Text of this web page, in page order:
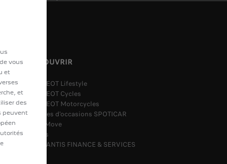
DÉCOUVRIR
PEUGEOT Lifestyle
PEUGEOT Cycles
PEUGEOT Motorcycles
Voitures d'occasions SPOTICAR
Free2Move
Leasys
STELLANTIS FINANCE & SERVICES
vous
et
et
des
peuvent